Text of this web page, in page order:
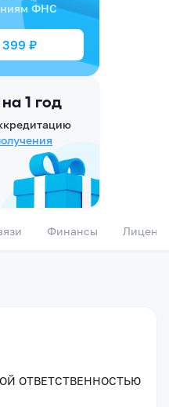
1 год
ФНС
399 ₽
Финансы
ОТВЕТСТВЕННОСТЬЮ